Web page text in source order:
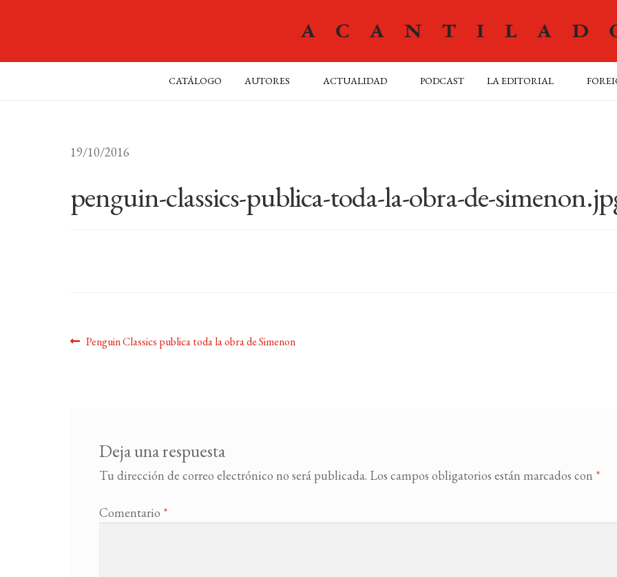
CATÁLOGO AUTORES ACTUALIDAD PODCAST LA EDITORIAL
19/10/2016
penguin-classics-publica-toda-la-obra-de-
Navegación
Anterior:
Penguin Classics publica toda la obra de Simenon
Deja una respuesta
Tu dirección de correo electrónico no será publicada. Los campos obligatorios están marcados con *
Comentario *